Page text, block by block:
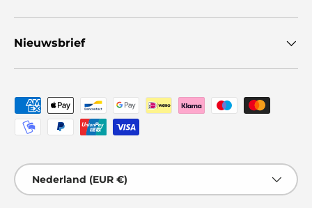
Nieuwsbrief
Geaccepteerde betaalmethoden
Land/Regio
Nederland (EUR €)